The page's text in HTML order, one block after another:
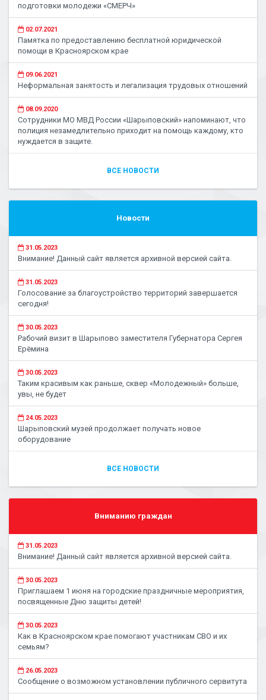
подготовки молодежи «СМЕРЧ»
02.07.2021
Памятка по предоставлению бесплатной юридической
помощи в Красноярском крае
09.06.2021
Неформальная занятость и легализация трудовых отношений
08.09.2020
Сотрудники МО МВД России «Шарыповский» напоминают, что
полиция незамедлительно приходит на помощь каждому, кто
нуждается в защите.
ВСЕ НОВОСТИ
Новости
31.05.2023
Внимание! Данный сайт является архивной версией сайта.
31.05.2023
Голосование за благоустройство территорий завершается
сегодня!
30.05.2023
Рабочий визит в Шарыпово заместителя Губернатора Сергея
Ерёмина
30.05.2023
Таким красивым как раньше, сквер «Молодежный» больше,
увы, не будет
24.05.2023
Шарыповский музей продолжает получать новое
оборудование
ВСЕ НОВОСТИ
Вниманию граждан
31.05.2023
Внимание! Данный сайт является архивной версией сайта.
30.05.2023
Приглашаем 1 июня на городские праздничные мероприятия,
посвященные Дню защиты детей!
30.05.2023
Как в Красноярском крае помогают участникам СВО и их
семьям?
26.05.2023
Сообщение о возможном установлении публичного сервитута